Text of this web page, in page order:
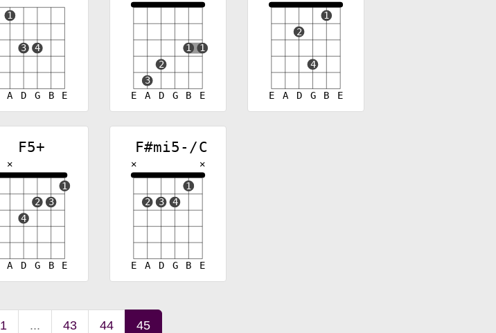
A D G B E
1
3 4
E A D G B E
3
2
1 1
E A D G B E
2
4
1
F5+
A D G B E
✕
4
2 3
1
F#mi5-/C
E A D G B E
✕
2 3 4
1
✕
1 ... 43 44 45